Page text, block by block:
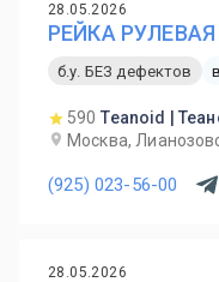
28.05.2026
РЕЙКА РУЛЕВАЯ
б.у. БЕЗ дефектов
590 Teanoid |
Москва,
(925) 023-56-00
28.05.2026